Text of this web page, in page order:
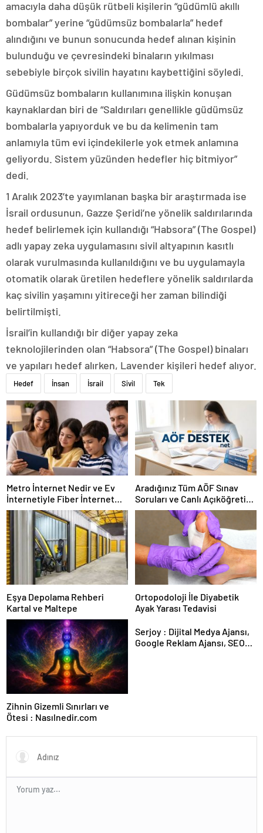
amacıyla daha düşük rütbeli kişilerin “güdümlü akıllı
bombalar” yerine “güdümsüz bombalarla” hedef
alındığını ve bunun sonucunda hedef alınan kişinin
bulunduğu ve çevresindeki binaların yıkılması
sebebiyle birçok sivilin hayatını kaybettiğini söyledi.
Güdümsüz bombaların kullanımına ilişkin konuşan
kaynaklardan biri de “Saldırıları genellikle güdümsüz
bombalarla yapıyorduk ve bu da kelimenin tam
anlamıyla tüm evi içindekilerle yok etmek anlamına
geliyordu. Sistem yüzünden hedefler hiç bitmiyor”
dedi.
1 Aralık 2023’te yayımlanan başka bir araştırmada ise
İsrail ordusunun, Gazze Şeridi’ne yönelik saldırılarında
hedef belirlemek için kullandığı “Habsora” (The Gospel)
adlı yapay zeka uygulamasını sivil altyapının kasıtlı
olarak vurulmasında kullanıldığını ve bu uygulamayla
otomatik olarak üretilen hedeflere yönelik saldırılarda
kaç sivilin yaşamını yitireceği her zaman bilindiği
belirtilmişti.
İsrail’in kullandığı bir diğer yapay zeka
teknolojilerinden olan “Habsora” (The Gospel) binaları
ve yapıları hedef alırken, Lavender kişileri hedef alıyor.
Hedef İnsan İsrail Sivil Tek
Metro İnternet Nedir ve Ev
İnternetiyle Fiber İnternet
Arasındaki Farklar
Aradığınız Tüm AÖF Sınav
Soruları ve Canlı Açıköğretim
Forumu Burada
Eşya Depolama Rehberi
Kartal ve Maltepe
Ortopodoloji İle Diyabetik
Ayak Yarası Tedavisi
Zihnin Gizemli Sınırları ve
Ötesi : Nasılnedir.com
Serjoy : Dijital Medya Ajansı,
Google Reklam Ajansı, SEO